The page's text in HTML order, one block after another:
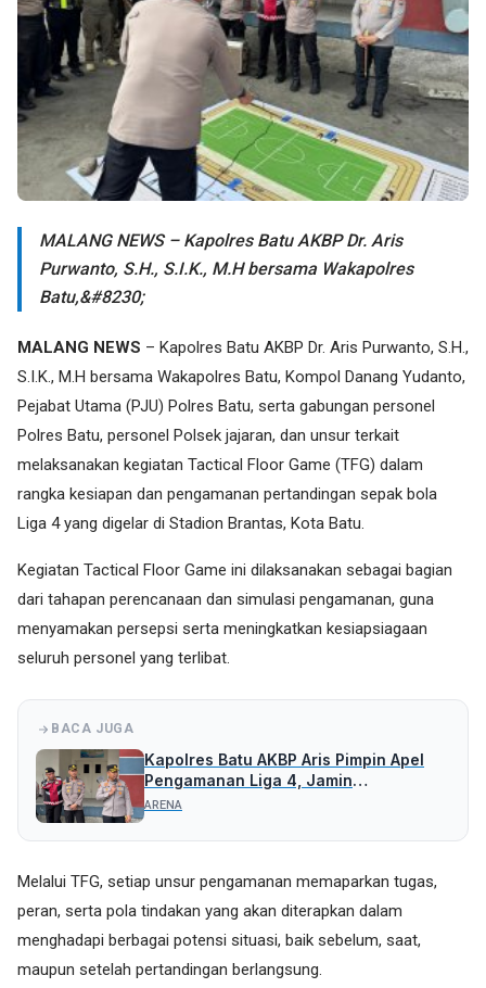
MALANG NEWS – Kapolres Batu AKBP Dr. Aris
Purwanto, S.H., S.I.K., M.H bersama Wakapolres
Batu,&#8230;
MALANG NEWS – Kapolres Batu AKBP Dr. Aris Purwanto, S.H.,
S.I.K., M.H bersama Wakapolres Batu, Kompol Danang Yudanto,
Pejabat Utama (PJU) Polres Batu, serta gabungan personel
Polres Batu, personel Polsek jajaran, dan unsur terkait
melaksanakan kegiatan Tactical Floor Game (TFG) dalam
rangka kesiapan dan pengamanan pertandingan sepak bola
Liga 4 yang digelar di Stadion Brantas, Kota Batu.
Kegiatan Tactical Floor Game ini dilaksanakan sebagai bagian
dari tahapan perencanaan dan simulasi pengamanan, guna
menyamakan persepsi serta meningkatkan kesiapsiagaan
seluruh personel yang terlibat.
BACA JUGA
Kapolres Batu AKBP Aris Pimpin Apel
Pengamanan Liga 4, Jamin
Pertandingan Aman dan Kondusif
ARENA
Melalui TFG, setiap unsur pengamanan memaparkan tugas,
peran, serta pola tindakan yang akan diterapkan dalam
menghadapi berbagai potensi situasi, baik sebelum, saat,
maupun setelah pertandingan berlangsung.